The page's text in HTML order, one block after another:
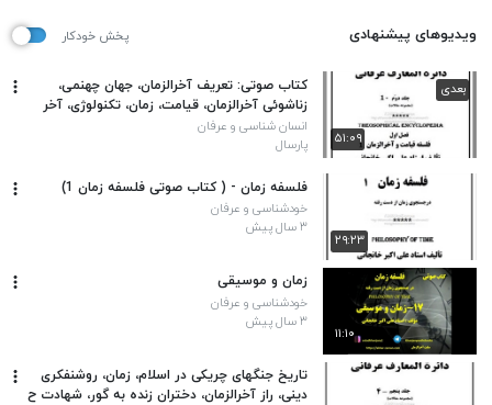
ویدیوهای پیشنهادی پخش خودکار
۵۱:۰۹
بعدی
کتاب صوتی: تعریف آخرالزمان، جهان چهنمی،
زناشوئی آخرالزمان، قیامت، زمان، تکنولوژی، آخر
زمان یعنی چه
انسان شناسی و عرفان
پارسال
۲۹:۲۳
فلسفه زمان - ( کتاب صوتی فلسفه زمان 1)
خودشناسی و عرفان
۳ سال پیش
۱۱:۱۰
زمان و موسیقی
خودشناسی و عرفان
۳ سال پیش
تاریخ جنگهای چریکی در اسلام، زمان، روشنفکری
دینی، راز آخرالزمان، دختران زنده به گور، شهادت ح